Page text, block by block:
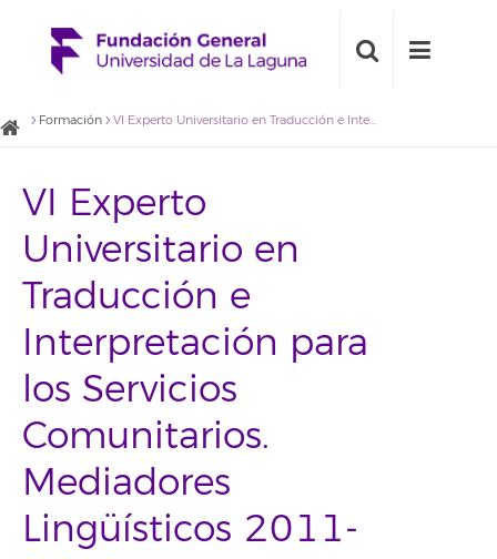
Formación VI Experto Universitario en Traducción e Interpretación para los Servicios Comunitarios. Mediadores Lingüísticos 2011-2012
VI Experto
Universitario en
Traducción e
Interpretación para
los Servicios
Comunitarios.
Mediadores
Lingüísticos 2011-